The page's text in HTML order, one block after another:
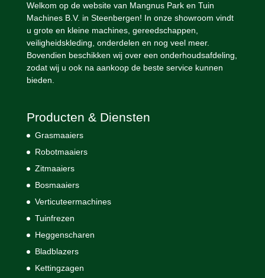
Welkom op de website van Mangnus Park en Tuin
Machines B.V. in Steenbergen! In onze showroom vindt
u grote en kleine machines, gereedschappen,
veiligheidskleding, onderdelen en nog veel meer.
Bovendien beschikken wij over een onderhoudsafdeling,
zodat wij u ook na aankoop de beste service kunnen
bieden.
Producten & Diensten
Grasmaaiers
Robotmaaiers
Zitmaaiers
Bosmaaiers
Verticuteermachines
Tuinfrezen
Heggenscharen
Bladblazers
Kettingzagen